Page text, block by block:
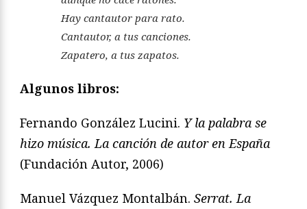
Hay cantautor para rato.
Cantautor, a tus canciones.
Zapatero, a tus zapatos.
Algunos libros:
Fernando González Lucini. Y la palabra se
hizo música. La canción de autor en España
(Fundación Autor, 2006)
Manuel Vázquez Montalbán. Serrat. La